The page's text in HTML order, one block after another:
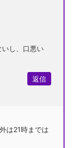
し、口悪い
返信
は21時までは